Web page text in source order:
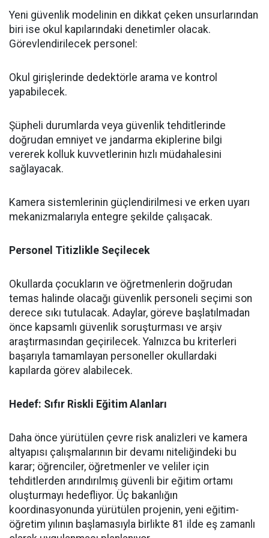
​Yeni güvenlik modelinin en dikkat çeken unsurlarından
biri ise okul kapılarındaki denetimler olacak.
Görevlendirilecek personel:
​Okul girişlerinde dedektörle arama ve kontrol
yapabilecek.
​Şüpheli durumlarda veya güvenlik tehditlerinde
doğrudan emniyet ve jandarma ekiplerine bilgi
vererek kolluk kuvvetlerinin hızlı müdahalesini
sağlayacak.
​Kamera sistemlerinin güçlendirilmesi ve erken uyarı
mekanizmalarıyla entegre şekilde çalışacak.
​Personel Titizlikle Seçilecek
​Okullarda çocukların ve öğretmenlerin doğrudan
temas halinde olacağı güvenlik personeli seçimi son
derece sıkı tutulacak. Adaylar, göreve başlatılmadan
önce kapsamlı güvenlik soruşturması ve arşiv
araştırmasından geçirilecek. Yalnızca bu kriterleri
başarıyla tamamlayan personeller okullardaki
kapılarda görev alabilecek.
Hedef: Sıfır Riskli Eğitim Alanları
​Daha önce yürütülen çevre risk analizleri ve kamera
altyapısı çalışmalarının bir devamı niteliğindeki bu
karar; öğrenciler, öğretmenler ve veliler için
tehditlerden arındırılmış güvenli bir eğitim ortamı
oluşturmayı hedefliyor. Üç bakanlığın
koordinasyonunda yürütülen projenin, yeni eğitim-
öğretim yılının başlamasıyla birlikte 81 ilde eş zamanlı